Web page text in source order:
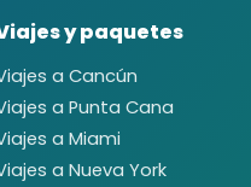
y paquetes
a Cancún
a Punta Cana
a Miami
a Nueva York